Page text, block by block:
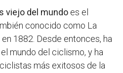
viejo del mundo es el
conocido como La
1882. Desde entonces, ha
mundo del ciclismo, y ha
más exitosos de la